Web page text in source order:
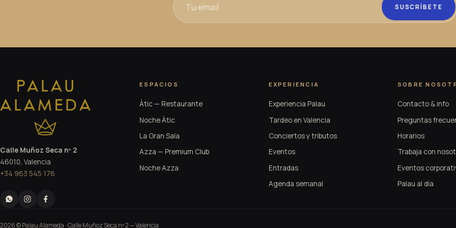
SUSCRÍBETE
Calle Muñoz Seca nº 2
46010, Valencia
+34 963 545 176
ESPACIOS
Àtic — Restaurante
Noche Àtic
La Gran Sala
Azza — Premium Club
Noche Azza
EXPERIENCIA
Experiencia Palau
Tardeo en Valencia
Conciertos y tributos
Eventos
Entradas
Agenda semanal
SOBRE
Contacto & info
Preguntas
Horarios
Trabaja con
Eventos
Palau al día
2026 © Palau Alameda ·Calle Muñoz Seca nº 2— Valencia